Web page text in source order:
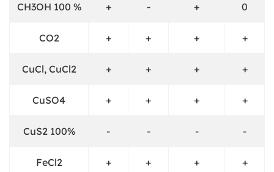
CH3OH 100 % + - + 0
CO2 + + + +
CuCl, CuCl2 + + + +
CuSO4 + + + +
CuS2 100% - - - -
FeCl2 + + + +